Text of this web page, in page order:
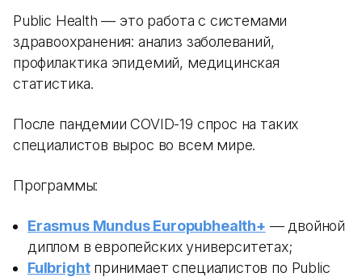
Public Health — это работа с системами
здравоохранения: анализ заболеваний,
профилактика эпидемий, медицинская
статистика.
После пандемии COVID-19 спрос на таких
специалистов вырос во всем мире.
Программы:
Erasmus Mundus Europubhealth+ — двойной
диплом в европейских университетах;
Fulbrightпринимает специалистов по Public